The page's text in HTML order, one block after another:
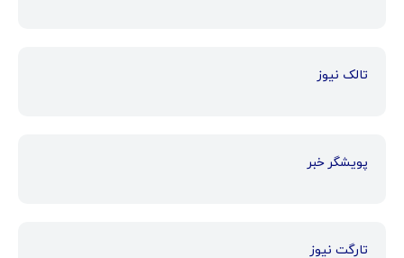
تالک نیوز
پویشگر خبر
تارگت نیوز